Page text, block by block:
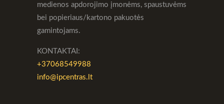
medienos apdorojimo įmonėms, spaustuvėms
bei popieriaus/kartono pakuotės
gamintojams.
KONTAKTAI:
+37068549988
info@ipcentras.lt